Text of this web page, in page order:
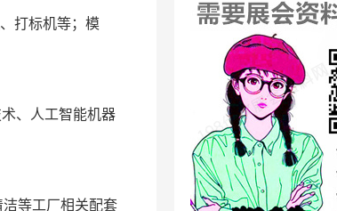
打标机等；模
、人工智能机器
等工厂相关配套